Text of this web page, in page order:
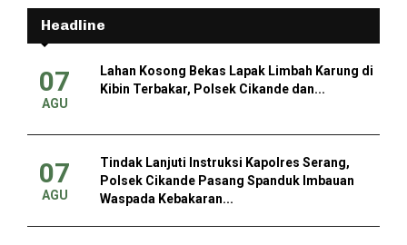
Headline
07
AGU
Lahan Kosong Bekas Lapak Limbah Karung di
Kibin Terbakar, Polsek Cikande dan...
07
AGU
Tindak Lanjuti Instruksi Kapolres Serang,
Polsek Cikande Pasang Spanduk Imbauan
Waspada Kebakaran...